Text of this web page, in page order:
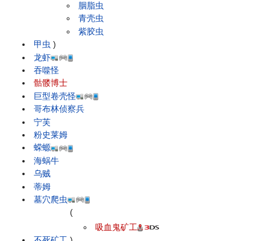
甲虫
胭脂虫
青壳虫
紫胶虫
)
龙虾
吞噬怪
骷髅博士
巨型卷壳怪
哥布林侦察兵
宁芙
粉史莱姆
蝾螈
海蜗牛
乌贼
蒂姆
墓穴爬虫
(
吸血鬼矿工